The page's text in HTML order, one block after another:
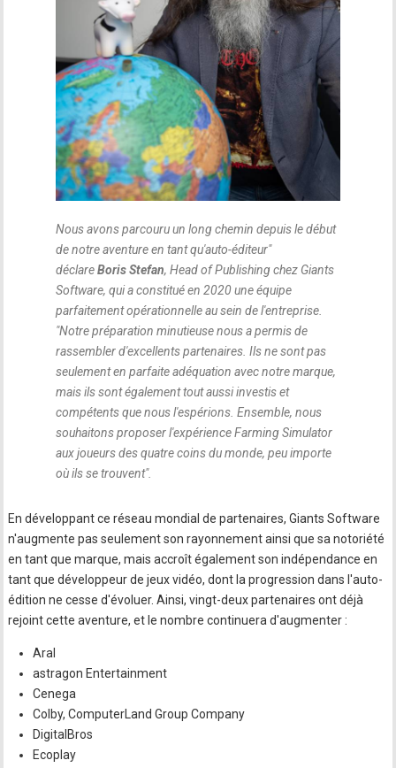
Nous avons parcouru un long chemin depuis le début
de notre aventure en tant qu'auto-éditeur"
déclareBoris Stefan, Head of Publishing chez Giants
Software, qui a constitué en 2020 une équipe
parfaitement opérationnelle au sein de l'entreprise.
"Notre préparation minutieuse nous a permis de
rassembler d'excellents partenaires. Ils ne sont pas
seulement en parfaite adéquation avec notre marque,
mais ils sont également tout aussi investis et
compétents que nous l'espérions. Ensemble, nous
souhaitons proposer l'expérience Farming Simulator
aux joueurs des quatre coins du monde, peu importe
où ils se trouvent".
En développant ce réseau mondial de partenaires, Giants Software
n'augmente pas seulement son rayonnement ainsi que sa notoriété
en tant que marque, mais accroît également son indépendance en
tant que développeur de jeux vidéo, dont la progression dans l'auto-
édition ne cesse d'évoluer. Ainsi, vingt-deux partenaires ont déjà
rejoint cette aventure, et le nombre continuera d'augmenter :
Aral
astragon Entertainment
Cenega
Colby, ComputerLand Group Company
DigitalBros
Ecoplay